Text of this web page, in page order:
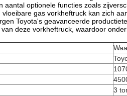
aantal optionele functies zoals
gas vorkheftruck kan zich
Toyota's geavanceerde
deze vorkheftruck, waardoor
3